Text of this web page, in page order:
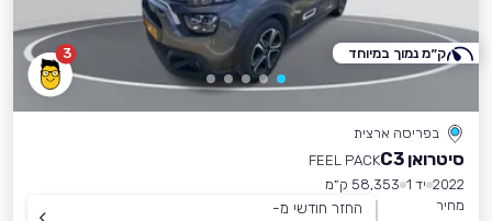
3
בפריסה ארצית
סיטרואן C3
FEEL PACK
2022 יד 1
58,353 ק״מ
מחיר
החזר חודשי מ-
ק״מ נמוך במיוחד